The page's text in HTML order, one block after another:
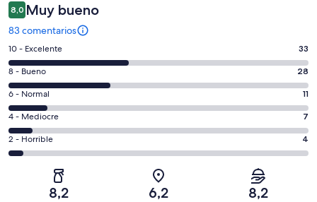
8,0 Muy bueno
83 comentarios
33
comentarios
de
un
total
de
83
con
puntuación
10 - Excelente 33
28
comentarios
de
un
total
de
8 - Bueno 28
11
comentarios
de
un
total
6 - Normal 11
7
comentarios
de
4 - Mediocre 7
4
comentarios
2 - Horrible 4
8,2 6,2 8,2